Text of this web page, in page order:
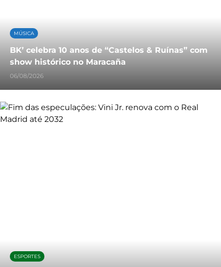
MÚSICA
BK’ celebra 10 anos de “Castelos & Ruínas” com
show histórico no Maracaña
06/08/2026
ESPORTES